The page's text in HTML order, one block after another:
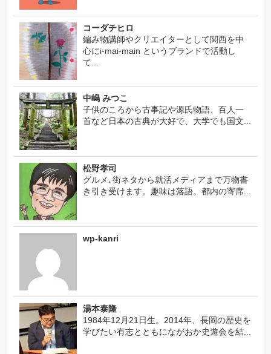
コーダチヒロ
編み物講師やクリエイターとして関西を中
心にi-mai-main というブランドで活動し
て...
中嶋 みつこ
子供のころから古事記や源氏物語、百人一
首など日本の古典が大好で、大学でも国文...
松野孝司
グルメ､街ネタから就活メディアまで万物書
き引き受けます。趣味は落語。都内の寄席...
wp-kanri
湯本泰隆
1984年12月21日生。2014年、長岡の歴史を
学びたい有志とともにながおか史遊会を結...